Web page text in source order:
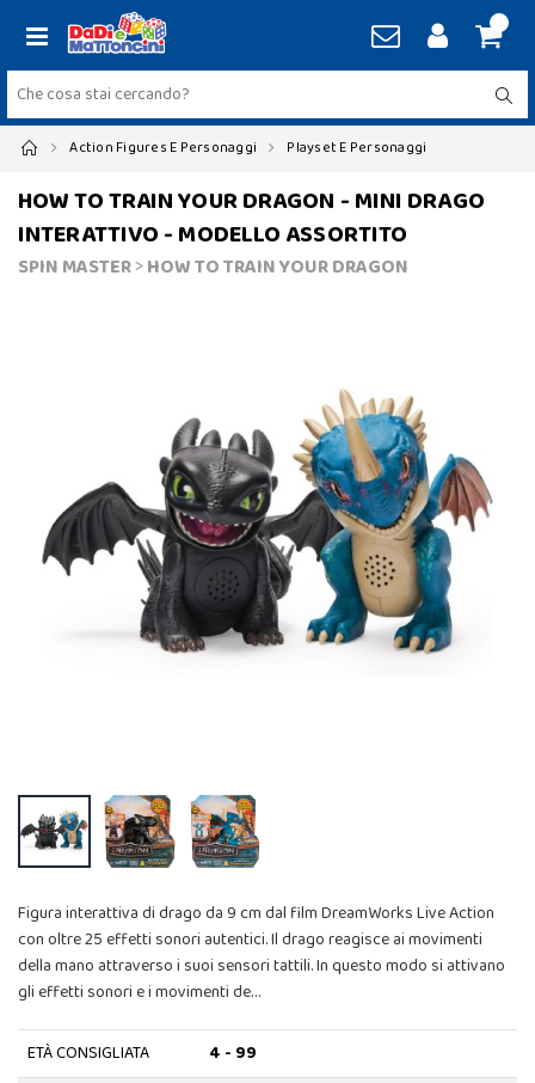
Action Figures E Personaggi Playset E Personaggi
HOW TO TRAIN YOUR DRAGON - MINI DRAGO
INTERATTIVO - MODELLO ASSORTITO
SPIN MASTER>HOW TO TRAIN YOUR DRAGON
Figura interattiva di drago da 9 cm dal film DreamWorks Live Action
con oltre 25 effetti sonori autentici. Il drago reagisce ai movimenti
della mano attraverso i suoi sensori tattili. In questo modo si attivano
gli effetti sonori e i movimenti de…
ETÀ CONSIGLIATA
4 - 99